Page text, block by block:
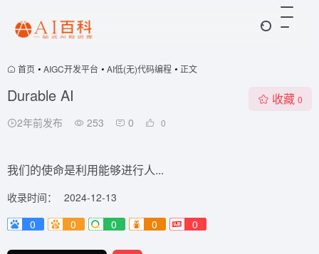
首页 • AIGC开发平台 • AI低(无)代码编程 • 正文
Durable AI
2年前发布 253 0 0
收藏 0
我们的使命是利用能够进行人...
收录时间：
2024-12-13
0
0 0 0 0